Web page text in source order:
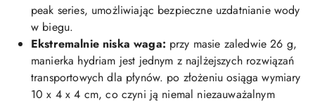
peak series, umożliwiając bezpieczne uzdatnianie wody
w biegu.
Ekstremalnie niska waga: przy masie zaledwie 26 g,
manierka hydriam jest jednym z najlżejszych rozwiązań
transportowych dla płynów. po złożeniu osiąga wymiary
10 x 4 x 4 cm, co czyni ją niemal niezauważalnym